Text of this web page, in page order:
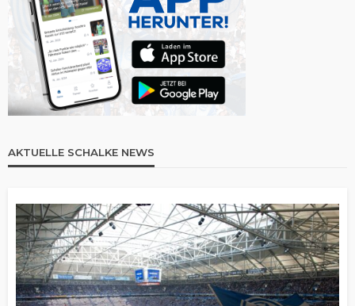
AKTUELLE SCHALKE NEWS